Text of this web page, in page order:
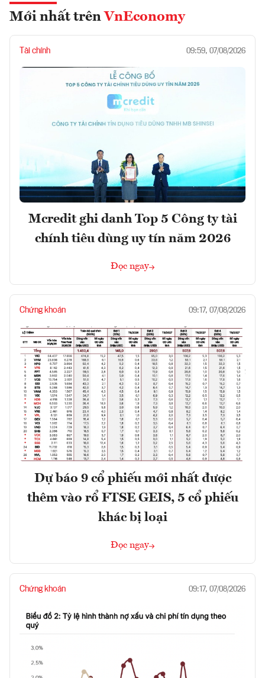
Mới nhất trên VnEconomy
Tài chính 09:59, 07/08/2026
Mcredit ghi danh Top 5 Công ty tài
chính tiêu dùng uy tín năm 2026
Đọc ngay
Chứng khoán 09:17, 07/08/2026
Dự báo 9 cổ phiếu mới nhất được
thêm vào rổ FTSE GEIS, 5 cổ phiếu
khác bị loại
Đọc ngay
Chứng khoán 09:17, 07/08/2026